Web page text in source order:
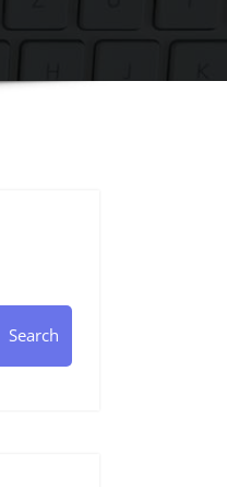
Search